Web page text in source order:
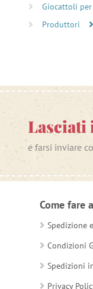
Giocattoli per
Produttori
Lasciati
e farsi inviare
Come fare
Spedizione
Condizioni
Spedizioni
Privacy